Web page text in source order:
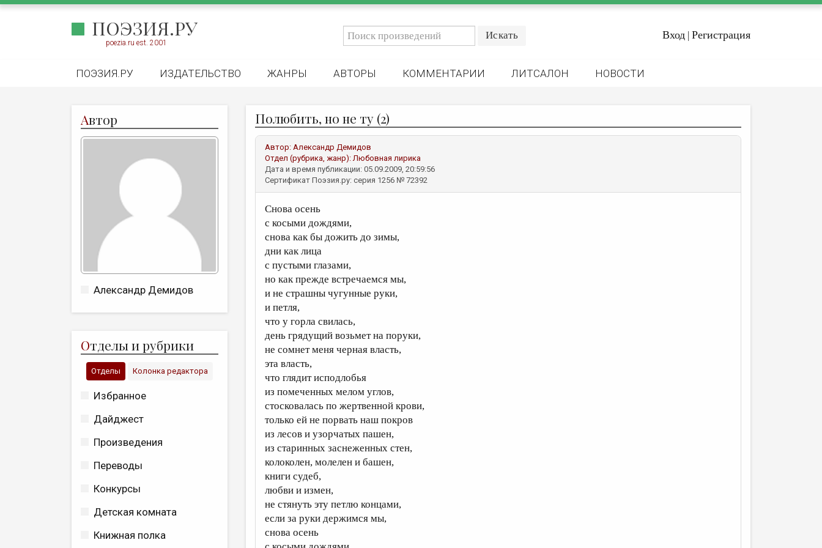
ПОЭЗИЯ.РУ
poezia.ru est. 2001
Вход | Регистрация
ПОЭЗИЯ.РУ ИЗДАТЕЛЬСТВО ЖАНРЫ АВТОРЫ КОММЕНТАРИИ ЛИТСАЛОН НОВОСТИ
Автор
Александр Демидов
Отделы и рубрики
Отделы Колонка редактора
Избранное
Дайджест
Произведения
Переводы
Конкурсы
Детская комната
Книжная полка
Полюбить, но не ту (2)
Автор: Александр Демидов
Отдел (рубрика, жанр):Любовная лирика
Дата и время публикации: 05.09.2009, 20:59:56
Сертификат Поэзия.ру: серия 1256 № 72392
Снова осень
с косыми дождями,
снова как бы дожить до зимы,
дни как лица
с пустыми глазами,
но как прежде встречаемся мы,
и не страшны чугунные руки,
и петля,
что у горла свилась,
день грядущий возьмет на поруки,
не сомнет меня черная власть,
эта власть,
что глядит исподлобья
из помеченных мелом углов,
стосковалась по жертвенной крови,
только ей не порвать наш покров
из лесов и узорчатых пашен,
из старинных заснеженных стен,
колоколен, молелен и башен,
книги судеб,
любви и измен,
не стянуть эту петлю концами,
если за руки держимся мы,
снова осень